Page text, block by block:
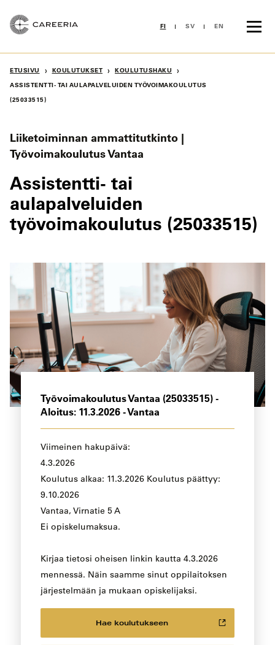
sisältöön
FI SV EN
ETUSIVU › KOULUTUKSET › KOULUTUSHAKU ›
ASSISTENTTI- TAI AULAPALVELUIDEN TYÖVOIMAKOULUTUS
(25033515)
Liiketoiminnan ammattitutkinto |
Työvoimakoulutus Vantaa
Assistentti- tai
aulapalveluiden
työvoimakoulutus (25033515)
Työvoimakoulutus Vantaa (25033515) -
Aloitus: 11.3.2026 - Vantaa
Viimeinen hakupäivä:
4.3.2026
Koulutus alkaa: 11.3.2026 Koulutus päättyy:
9.10.2026
Vantaa, Virnatie 5 A
Ei opiskelumaksua.
Kirjaa tietosi oheisen linkin kautta 4.3.2026
mennessä. Näin saamme sinut oppilaitoksen
järjestelmään ja mukaan opiskelijaksi.
Hae koulutukseen